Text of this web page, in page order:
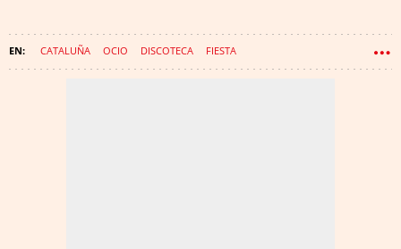
CATALUÑA OCIO DISCOTECA FIESTA